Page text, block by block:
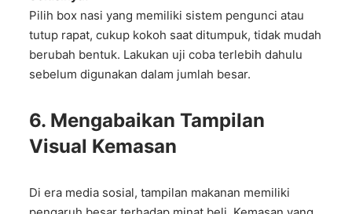
Pilih box nasi yang memiliki sistem pengunci atau
tutup rapat, cukup kokoh saat ditumpuk, tidak mudah
berubah bentuk. Lakukan uji coba terlebih dahulu
sebelum digunakan dalam jumlah besar.
6. Mengabaikan Tampilan
Visual Kemasan
Di era media sosial, tampilan makanan memiliki